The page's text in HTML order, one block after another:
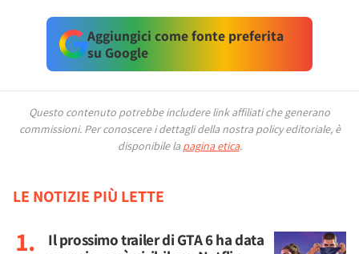
Aggiungici come fonte preferita
su Google
Questo contenuto potrebbe includere link affiliati che generano
commissioni. Per conoscere i dettagli della nostra policy editoriale, è
disponibile la pagina etica.
LE NOTIZIE PIÙ LETTE
Il prossimo trailer di GTA 6 ha data